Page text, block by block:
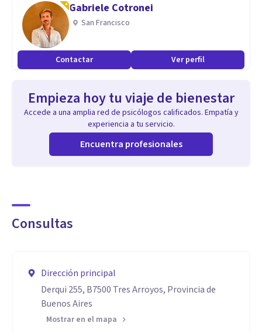
Gabriele Cotronei
San Francisco
Contactar Ver perfil
Empieza hoy tu viaje de bienestar
Accede a una amplia red de psicólogos calificados. Empatía y
experiencia a tu servicio.
Encuentra profesionales
Consultas
Dirección principal
Derqui 255, B7500 Tres Arroyos, Provincia de
Buenos Aires
Mostrar en el mapa